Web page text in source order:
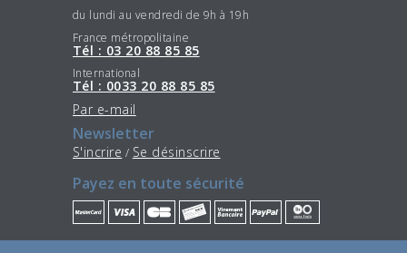
du lundi au vendredi de 9h à 19h
France métropolitaine
Tél : 03 20 88 85 85
International
Tél : 0033 20 88 85 85
Par e-mail
Newsletter
S'incrire / Se désinscrire
Payez en toute sécurité